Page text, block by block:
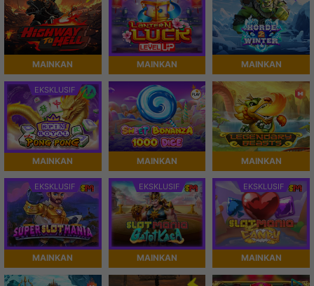
MAINKAN MAINKAN MAINKAN
EKSKLUSIF
MAINKAN MAINKAN MAINKAN
EKSKLUSIF
MAINKAN
EKSKLUSIF
MAINKAN
EKSKLUSIF
MAINKAN